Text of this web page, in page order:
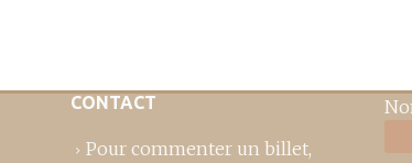
CONTACT
Pour commenter un billet,